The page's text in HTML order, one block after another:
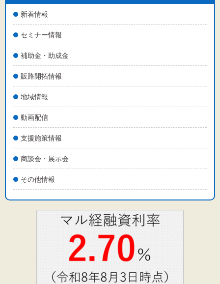
新着情報
セミナー情報
補助金・助成金
販路開拓情報
地域情報
動画配信
支援施策情報
商談会・展示会
その他情報